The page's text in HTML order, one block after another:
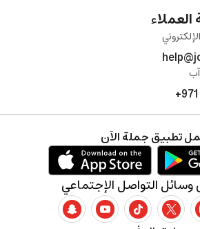
وسائل التواصل الإجتماعي
تطبيق جملة الآن